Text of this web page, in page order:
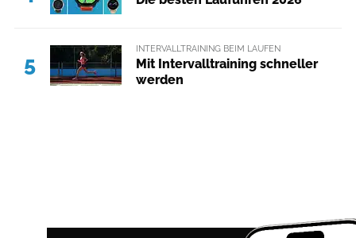
5
INTERVALLTRAINING BEIM LAUFEN
Mit Intervalltraining schneller
werden